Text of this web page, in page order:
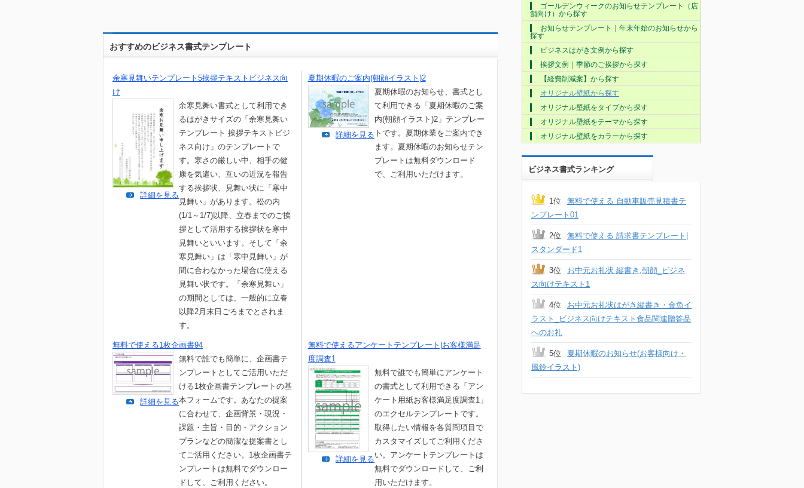
おすすめのビジネス書式テンプレート
余寒見舞いテンプレート5挨拶テキストビジネス向
け
余寒見舞い書式として利用でき
るはがきサイズの「余寒見舞い
テンプレート 挨拶テキストビジ
ネス向け」のテンプレートで
す。寒さの厳しい中、相手の健
康を気遣い、互いの近況を報告
する挨拶状、見舞い状に「寒中
見舞い」があります。松の内
(1/1～1/7)以降、立春までのご挨
拶として活用する挨拶状を寒中
見舞いといいます。そして「余
寒見舞い」は「寒中見舞い」が
間に合わなかった場合に使える
見舞い状です。「余寒見舞い」
の期間としては、一般的に立春
以降2月末日ごろまでとされま
す。
詳細を見る
夏期休暇のご案内(朝顔イラスト)2
夏期休暇のお知らせ、書式とし
て利用できる「夏期休暇のご案
内(朝顔イラスト)2」テンプレー
トです。夏期休業をご案内でき
ます。夏期休暇のお知らせテン
プレートは無料ダウンロード
で、ご利用いただけます。
詳細を見る
無料で使える1枚企画書94
無料で誰でも簡単に、企画書テ
ンプレートとしてご活用いただ
ける1枚企画書テンプレートの基
本フォームです。あなたの提案
に合わせて、企画背景・現況・
課題・主旨・目的・アクション
プランなどの簡潔な提案書とし
てご活用ください。1枚企画書テ
ンプレートは無料でダウンロー
ドして、ご利用ください。
詳細を見る
無料で使えるアンケートテンプレート|お客様満足
度調査1
無料で誰でも簡単にアンケート
の書式として利用できる「アン
ケート用紙お客様満足度調査1」
のエクセルテンプレートです。
取得したい情報を各質問項目で
カスタマイズしてご利用くださ
い。アンケートテンプレートは
無料でダウンロードして、ご利
用いただけます。
詳細を見る
ゴールデンウィークのお知らせテンプレート（店
舗向け）から探す
お知らせテンプレート｜年末年始のお知らせから
探す
ビジネスはがき文例から探す
挨拶文例｜季節のご挨拶から探す
【経費削減案】から探す
オリジナル壁紙から探す
オリジナル壁紙をタイプから探す
オリジナル壁紙をテーマから探す
オリジナル壁紙をカラーから探す
ビジネス書式ランキング
1位
無料で使える 自動車販売見積書テ
ンプレート01
2位
無料で使える 請求書テンプレート|
スタンダード1
3位
お中元お礼状 縦書き,朝顔_ビジネ
ス向けテキスト1
4位
お中元お礼状はがき縦書き・金魚イ
ラスト_ビジネス向けテキスト食品関連贈答品
へのお礼
5位
夏期休暇のお知らせ(お客様向け・
風鈴イラスト)